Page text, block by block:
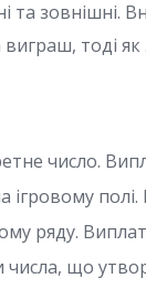
та зовнішні.
тоді
число.
ігровому
ряду.
числа, що